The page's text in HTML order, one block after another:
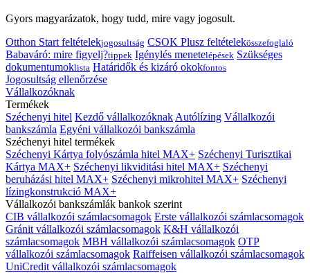
Gyors magyarázatok, hogy tudd, mire vagy jogosult.
Otthon Start feltételekjogosultság CSOK Plusz feltételekösszefoglaló
Babaváró: mire figyelj?tippek Igénylés menetelépések Szükséges
dokumentumoklista Határidők és kizáró okokfontos
Jogosultság ellenőrzése
Vállalkozóknak
Termékek
Széchenyi hitel Kezdő vállalkozóknak Autólízing Vállalkozói
bankszámla Egyéni vállalkozói bankszámla
Széchenyi hitel termékek
Széchenyi Kártya folyószámla hitel MAX+ Széchenyi Turisztikai
Kártya MAX+ Széchenyi likviditási hitel MAX+ Széchenyi
beruházási hitel MAX+ Széchenyi mikrohitel MAX+ Széchenyi
lízingkonstrukció MAX+
Vállalkozói bankszámlák bankok szerint
CIB vállalkozói számlacsomagok Erste vállalkozói számlacsomagok
Gránit vállalkozói számlacsomagok K&H vállalkozói
számlacsomagok MBH vállalkozói számlacsomagok OTP
vállalkozói számlacsomagok Raiffeisen vállalkozói számlacsomagok
UniCredit vállalkozói számlacsomagok